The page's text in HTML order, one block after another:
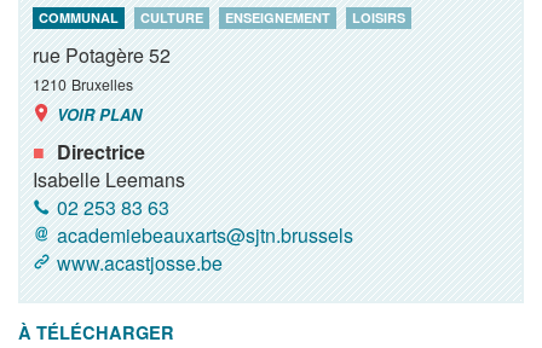
COMMUNAL CULTURE ENSEIGNEMENT LOISIRS
rue Potagère 52
1210 Bruxelles
VOIR PLAN
Directrice
Isabelle Leemans
02 253 83 63
academiebeauxarts@sjtn.brussels
www.acastjosse.be
À TÉLÉCHARGER